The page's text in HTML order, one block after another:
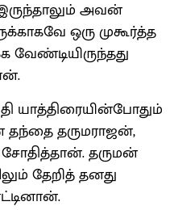
அவன்
ஒரு முகூர்த்த
யாத்திரையின்போதும்
தருமராஜன்,
தருமன்
தேறித் தனது